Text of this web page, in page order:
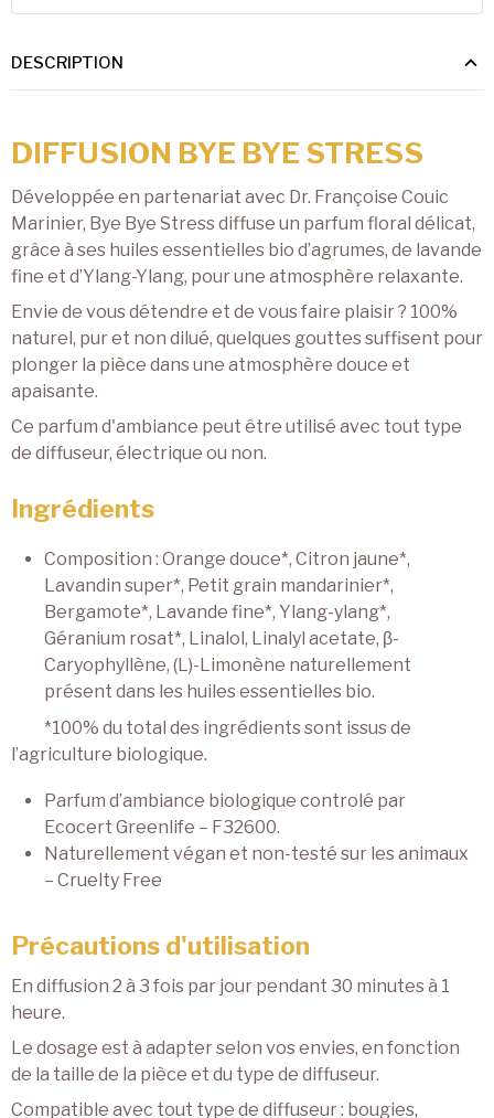
DESCRIPTION
DIFFUSION BYE BYE STRESS
Développée en partenariat avec Dr. Françoise Couic
Marinier, Bye Bye Stress diffuse un parfum floral délicat,
grâce à ses huiles essentielles bio d’agrumes, de lavande
fine et d’Ylang-Ylang, pour une atmosphère relaxante.
Envie de vous détendre et de vous faire plaisir ? 100%
naturel, pur et non dilué, quelques gouttes suffisent pour
plonger la pièce dans une atmosphère douce et
apaisante.
Ce parfum d'ambiance peut être utilisé avec tout type
de diffuseur, électrique ou non.
Ingrédients
Composition : Orange douce*, Citron jaune*,
Lavandin super*, Petit grain mandarinier*,
Bergamote*, Lavande fine*, Ylang-ylang*,
Géranium rosat*, Linalol, Linalyl acetate, β-
Caryophyllène, (L)-Limonène naturellement
présent dans les huiles essentielles bio.
*100% du total des ingrédients sont issus de
l’agriculture biologique.
Parfum d’ambiance biologique controlé par
Ecocert Greenlife – F32600.
Naturellement végan et non-testé sur les animaux
– Cruelty Free
Précautions d'utilisation
En diffusion 2 à 3 fois par jour pendant 30 minutes à 1
heure.
Le dosage est à adapter selon vos envies, en fonction
de la taille de la pièce et du type de diffuseur.
Compatible avec tout type de diffuseur : bougies,